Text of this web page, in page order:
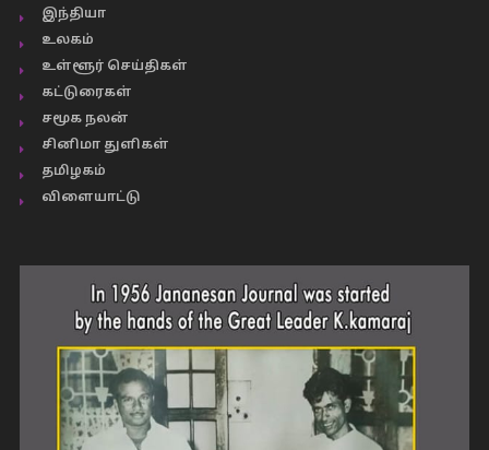
இந்தியா
உலகம்
உள்ளூர் செய்திகள்
கட்டுரைகள்
சமூக நலன்
சினிமா துளிகள்
தமிழகம்
விளையாட்டு